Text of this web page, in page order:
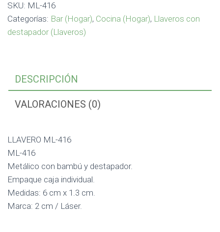
SKU: ML-416
Categorías: Bar (Hogar), Cocina (Hogar), Llaveros con
destapador (Llaveros)
DESCRIPCIÓN
VALORACIONES (0)
LLAVERO ML-416
ML-416
Metálico con bambú y destapador.
Empaque caja individual.
Medidas: 6 cm x 1.3 cm.
Marca: 2 cm / Láser.